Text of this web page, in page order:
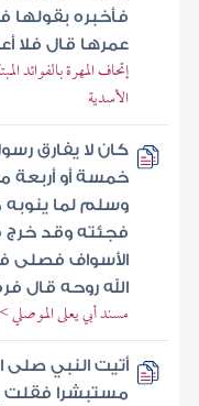
فأخبره
عمرها قال فلا
إتحاف المهرة
الأسدية
كان لا يفارق
خمسة أو أربعة
وسلم لما ينوبه
فجئته وقد
الأسواف
الله روحه قال
مسند أبي يعلى
أتيت النبي
مستبشرا فقلت